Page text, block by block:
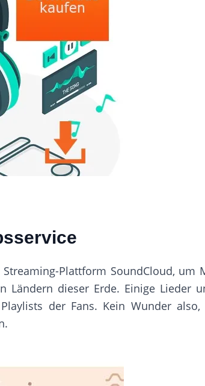
Plattform SoundCloud, um
dieser Erde. Einige Lieder
der Fans. Kein Wunder